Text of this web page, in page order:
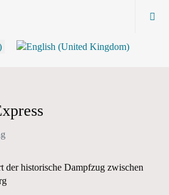
der historische Dampfzug zwischen